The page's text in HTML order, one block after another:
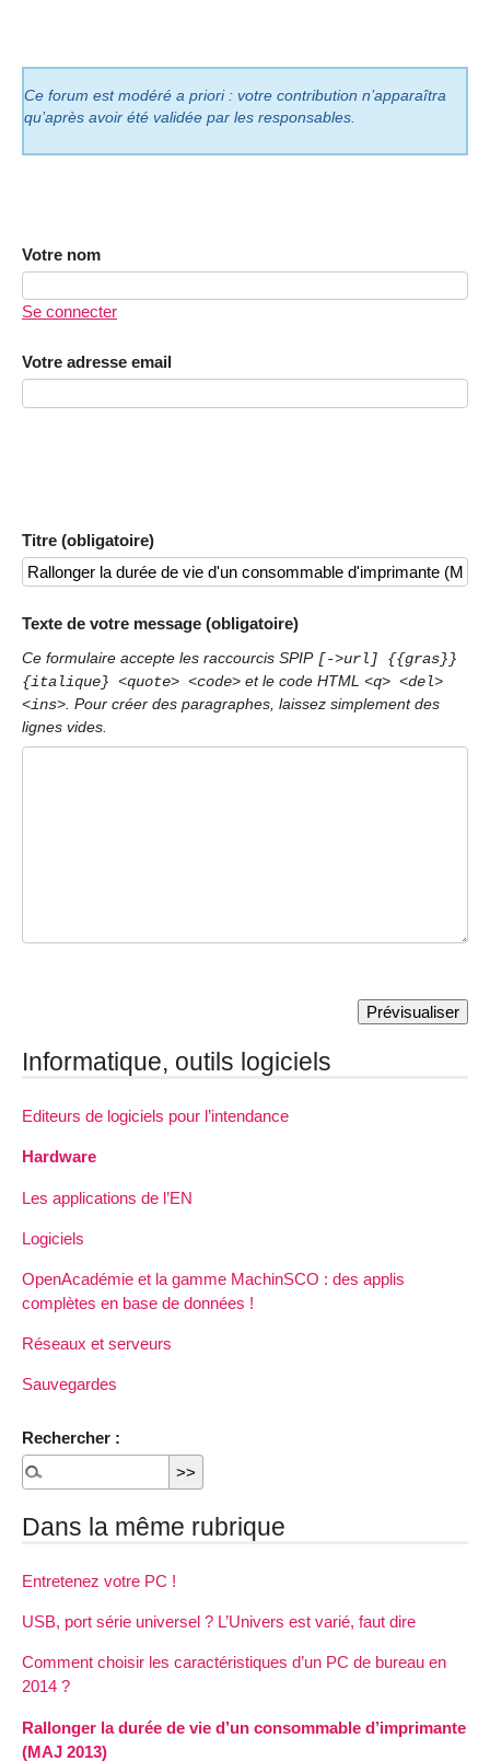
Ce forum est modéré a priori : votre contribution n’apparaîtra
qu’après avoir été validée par les responsables.
Votre nom
Se connecter
Votre adresse email
Titre (obligatoire)
Texte de votre message (obligatoire)
Ce formulaire accepte les raccourcis SPIP [->url] {{gras}}
{italique} <quote> <code> et le code HTML <q> <del>
<ins>. Pour créer des paragraphes, laissez simplement des
lignes vides.
Informatique, outils logiciels
Editeurs de logiciels pour l’intendance
Hardware
Les applications de l’EN
Logiciels
OpenAcadémie et la gamme MachinSCO : des applis
complètes en base de données !
Réseaux et serveurs
Sauvegardes
Rechercher :
Dans la même rubrique
Entretenez votre PC !
USB, port série universel ? L’Univers est varié, faut dire
Comment choisir les caractéristiques d’un PC de bureau en
2014 ?
Rallonger la durée de vie d’un consommable d’imprimante
(MAJ 2013)